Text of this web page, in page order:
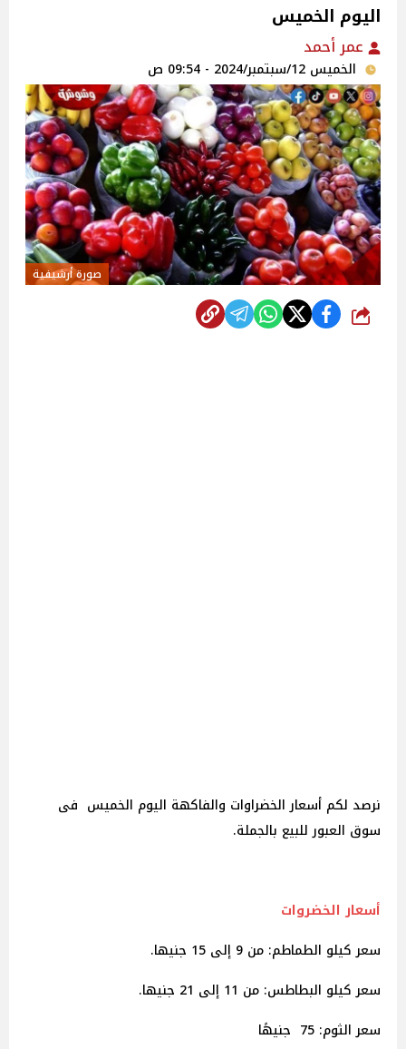
اليوم الخميس
عمر أحمد
الخميس 12/سبتمبر/2024 - 09:54 ص
صورة أرشيفية
شارك
نرصد لكم أسعار الخضراوات والفاكهة اليوم الخميس فى
سوق العبور للبيع بالجملة.
أسعار الخضروات
سعر كيلو الطماطم: من 9 إلى 15 جنيها.
سعر كيلو البطاطس: من 11 إلى 21 جنيها.
سعر الثوم: 75 جنيهًا